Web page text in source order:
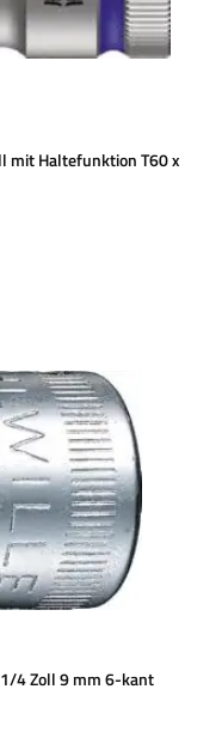
mit Haltefunktion T60 x
4 Zoll 9 mm 6-kant